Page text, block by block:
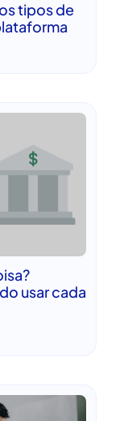
tipos de
usar cada